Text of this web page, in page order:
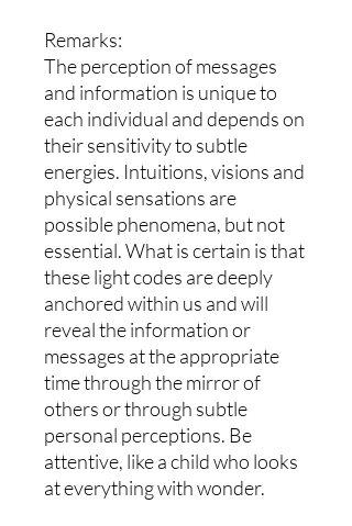
Remarks:
The perception of messages
and information is unique to
each individual and depends on
their sensitivity to subtle
energies. Intuitions, visions and
physical sensations are
possible phenomena, but not
essential. What is certain is that
these light codes are deeply
anchored within us and will
reveal the information or
messages at the appropriate
time through the mirror of
others or through subtle
personal perceptions. Be
attentive, like a child who looks
at everything with wonder.